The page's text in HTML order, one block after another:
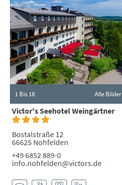
1 Bis 18 Alle Bilder
Victor's Seehotel Weingärtner
Bostalstraße 12
66625 Nohfelden
+49 6852 889-0
info.nohfelden@victors.de